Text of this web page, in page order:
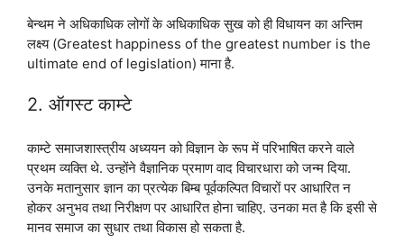
बेन्थम ने अधिकाधिक लोगों के अधिकाधिक सुख को ही विधायन का अन्तिम
लक्ष्य (Greatest happiness of the greatest number is the
ultimate end of legislation) माना है.
2. ऑगस्ट काम्टे
काम्टे समाजशास्त्रीय अध्ययन को विज्ञान के रूप में परिभाषित करने वाले
प्रथम व्यक्ति थे. उन्होंने वैज्ञानिक प्रमाण वाद विचारधारा को जन्म दिया.
उनके मतानुसार ज्ञान का प्रत्येक बिम्ब पूर्वकल्पित विचारों पर आधारित न
होकर अनुभव तथा निरीक्षण पर आधारित होना चाहिए. उनका मत है कि इसी से
मानव समाज का सुधार तथा विकास हो सकता है.